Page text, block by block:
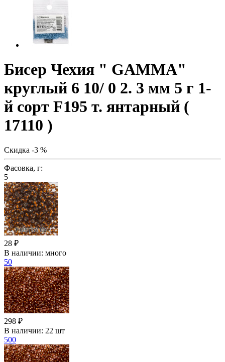
Бисер Чехия " GAMMA"
круглый 6 10/ 0 2. 3 мм 5 г 1-
й сорт F195 т. янтарный (
17110 )
Скидка -3 %
Фасовка, г:
5
28 ₽
В наличии: много
50
298 ₽
В наличии: 22 шт
500